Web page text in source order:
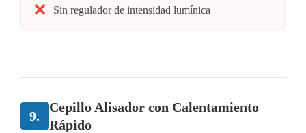
Sin regulador de intensidad lumínica
9.
Cepillo Alisador con Calentamiento
Rápido